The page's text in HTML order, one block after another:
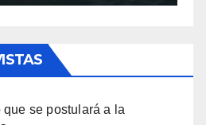
se postulará a la